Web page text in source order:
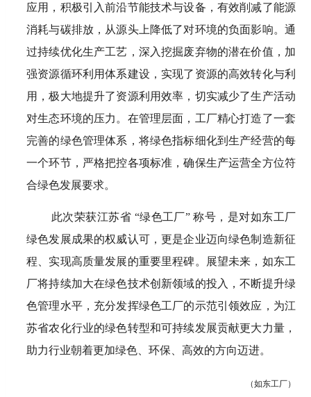
应用，积极引入前沿节能技术与设备，有效削减了能源
消耗与碳排放，从源头上降低了对环境的负面影响。通
过持续优化生产工艺，深入挖掘废弃物的潜在价值，加
强资源循环利用体系建设，实现了资源的高效转化与利
用，极大地提升了资源利用效率，切实减少了生产活动
对生态环境的压力。在管理层面，工厂精心打造了一套
完善的绿色管理体系，将绿色指标细化到生产经营的每
一个环节，严格把控各项标准，确保生产运营全方位符
合绿色发展要求。
此次荣获江苏省 “绿色工厂” 称号，是对如东工厂
绿色发展成果的权威认可，更是企业迈向绿色制造新征
程、实现高质量发展的重要里程碑。展望未来，如东工
厂将持续加大在绿色技术创新领域的投入，不断提升绿
色管理水平，充分发挥绿色工厂的示范引领效应，为江
苏省农化行业的绿色转型和可持续发展贡献更大力量，
助力行业朝着更加绿色、环保、高效的方向迈进。
（如东工厂）